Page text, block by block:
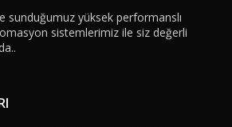
sunduğumuz yüksek performanslı
sistemlerimiz ile siz değerli